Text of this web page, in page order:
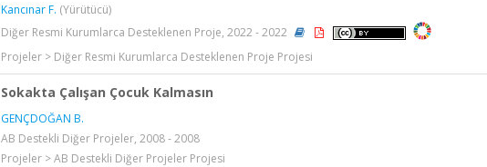
Kancınar F. (Yürütücü)
Diğer Resmi Kurumlarca Desteklenen Proje, 2022 - 2022
Projeler > Diğer Resmi Kurumlarca Desteklenen Proje Projesi
Sokakta Çalışan Çocuk Kalmasın
GENÇDOĞAN B.
AB Destekli Diğer Projeler, 2008 - 2008
Projeler > AB Destekli Diğer Projeler Projesi